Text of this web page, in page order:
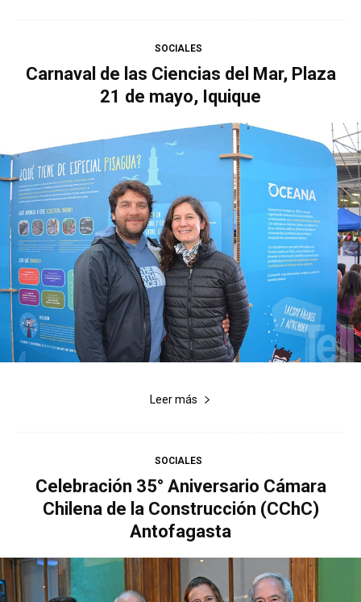
SOCIALES
Carnaval de las Ciencias del Mar, Plaza
21 de mayo, Iquique
Leer más
SOCIALES
Celebración 35° Aniversario Cámara
Chilena de la Construcción (CChC)
Antofagasta